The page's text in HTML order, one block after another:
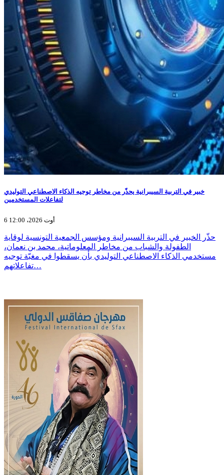
خبير في التربية السيبرانية يحذّر من مخاطر توجيه الذكاء الاصطناعي التوليدي
لتفاعلات المستخدمين
6 أوت 2026، 12:00
حذّر الخبير في التربية السيبرانية ومؤسس الجمعية التونسية لوقاية
الطفولة والشباب من مخاطر المعلوماتية، محمد بن نعمان،
مستخدمي الذكاء الاصطناعي التوليدي بأن يسقطوا في مغبّة توجيه
تفاعلاتهم…